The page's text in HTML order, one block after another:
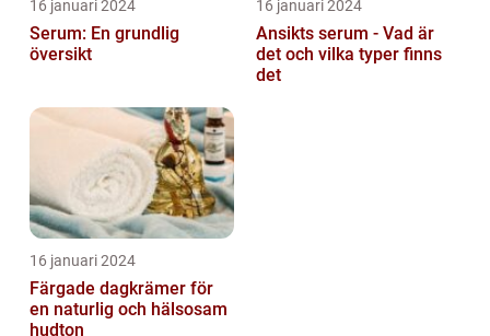
16 januari 2024
Serum: En grundlig
översikt
16 januari 2024
Ansikts serum - Vad är
det och vilka typer finns
det
16 januari 2024
Färgade dagkrämer för
en naturlig och hälsosam
hudton